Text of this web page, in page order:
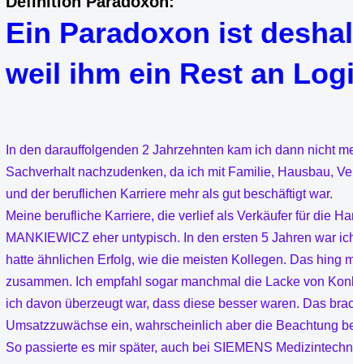
Ein Paradoxon ist
weil ihm ein Rest an
In den darauffolgenden 2 Jahrzehnten kam ich dann nicht
Sachverhalt nachzudenken, da ich mit Familie, Hausbau,
und der beruflichen Karriere mehr als gut beschäftigt war.
Meine berufliche Karriere, die verlief als Verkäufer für die
MANKIEWICZ eher untypisch. In den ersten 5 Jahren war
hatte ähnlichen Erfolg, wie die meisten Kollegen. Das hing
zusammen. Ich empfahl sogar manchmal die Lacke von
ich davon überzeugt war, dass diese besser waren. Das
Umsatzzuwächse ein, wahrscheinlich aber die Beachtung
So passierte es mir später, auch bei SIEMENS